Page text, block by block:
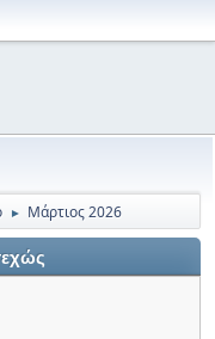
► Μάρτιος 2026